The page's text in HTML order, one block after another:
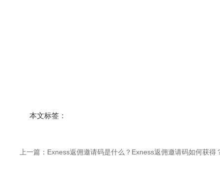
本文标签：
上一篇： Exness返佣邀请码是什么？Exness返佣邀请码如何获得